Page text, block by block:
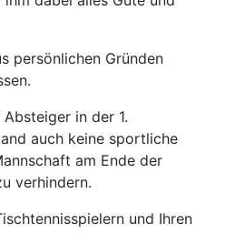
persönlichen Gründen
in der 1.
auch keine sportliche
am Ende der
verhindern.
und Ihren